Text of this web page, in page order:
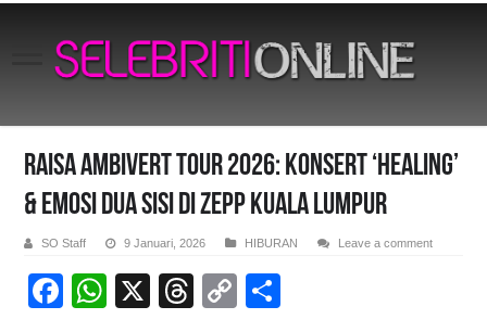
RAISA AMBIVERT TOUR 2026: KONSERT ‘HEALING’
& EMOSI DUA SISI DI ZEPP KUALA LUMPUR
SO Staff 9 Januari, 2026 HIBURAN Leave a comment
F
W
X
T
C